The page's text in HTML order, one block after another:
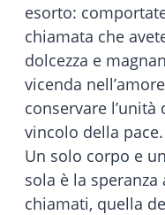
esorto:
chiamata che
dolcezza e
vicenda
conservare
vincolo della pace.
Un solo corpo e
sola è la
chiamati, quella